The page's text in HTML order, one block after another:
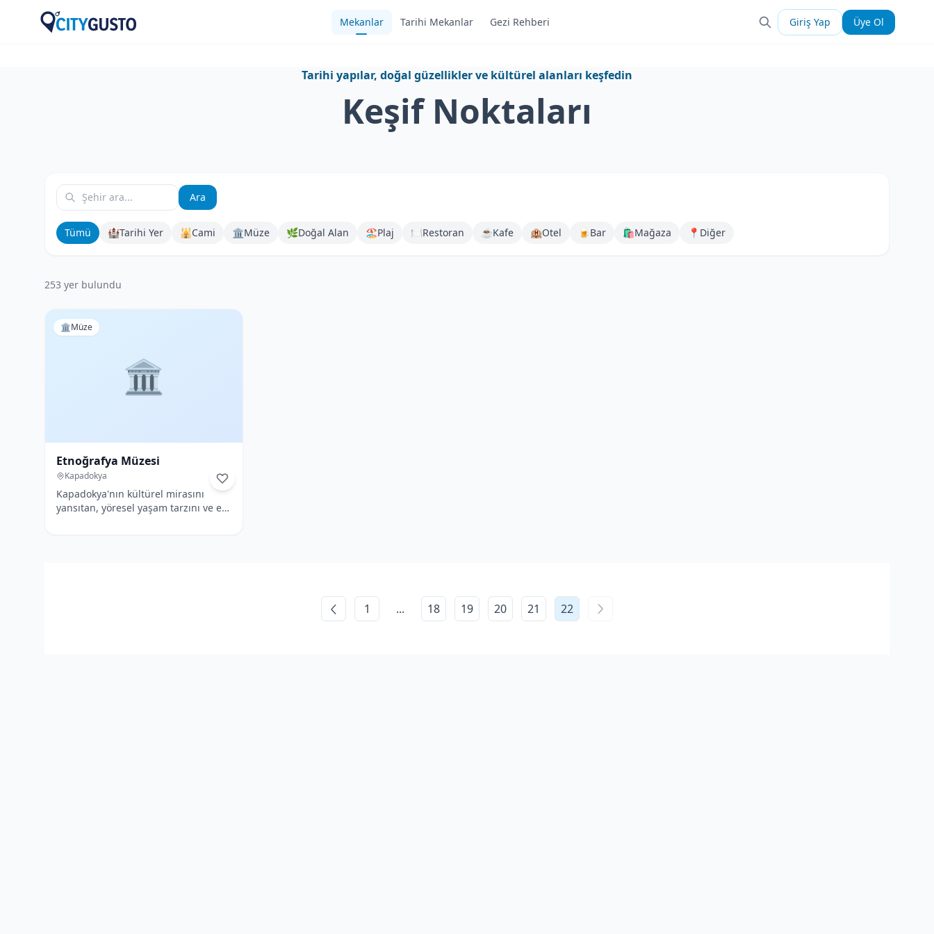
Mekanlar Tarihi Mekanlar Gezi Rehberi Giriş Yap Üye Ol
Tarihi yapılar, doğal güzellikler ve kültürel alanları keşfedin
Keşif Noktaları
Ara
Tümü 🏰Tarihi Yer 🕌Cami 🏛️Müze 🌿Doğal Alan 🏖️Plaj 🍽️Restoran ☕Kafe 🏨Otel 🍺Bar 🛍️Mağaza 📍 Diğer
253 yer bulundu
🏛️
🏛️Müze
Etnoğrafya Müzesi
Kapadokya
Kapadokya'nın kültürel mirasını
yansıtan, yöresel yaşam tarzını ve el
1 ... 18 19 20 21 22